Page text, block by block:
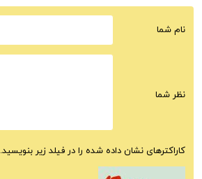
نام شما
نظر شما
کاراکترهای نشان داده شده را در فیلد زیر بنویسید.